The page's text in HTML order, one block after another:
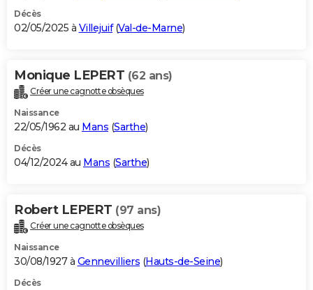
Décès
02/05/2025 à Villejuif(Val-de-Marne)
Monique LEPERT (62 ans)
Créer une cagnotte obsèques
Naissance
22/05/1962 au Mans (Sarthe)
Décès
04/12/2024 au Mans (Sarthe)
Robert LEPERT (97 ans)
Créer une cagnotte obsèques
Naissance
30/08/1927 à Gennevilliers (Hauts-de-Seine)
Décès